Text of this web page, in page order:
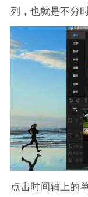
列，也就是不分
点击时间轴上的